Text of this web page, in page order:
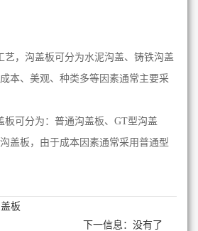
艺，沟盖板可分为水泥沟盖、铸铁沟盖
本、美观、种类多等因素通常主要采
板可分为：普通沟盖板、GT型沟盖
盖板，由于成本因素通常采用普通型
板
下一信息：没有了